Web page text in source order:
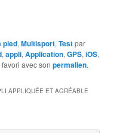
pied,Multisport,Testpar
,appli,Application,GPS,iOS,
favori avec sonpermalien.
APPLIQUÉE ET AGRÉABLE